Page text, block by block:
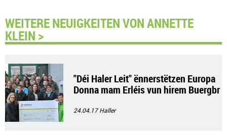
WEITERE NEUIGKEITEN VON ANNETTE
KLEIN >
"Déi Haler Leit" ënnerstëtzen Europa
Donna mam Erléis vun hirem Buergbr
24.04.17Haller